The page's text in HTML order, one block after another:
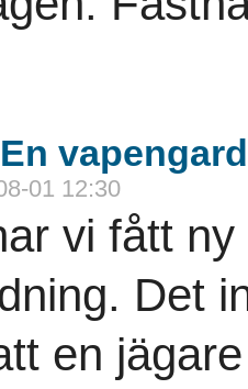
01 12:30
vi fått
Det
en